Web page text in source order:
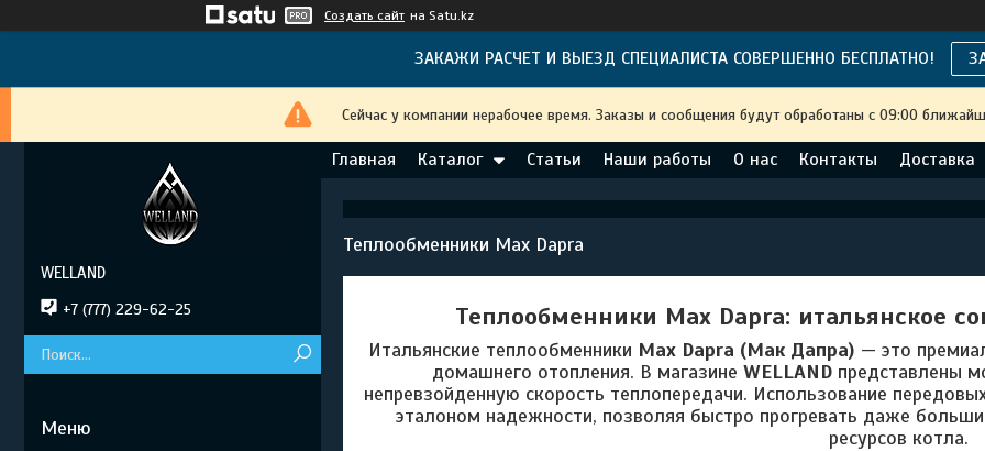
Создать сайт на Satu.kz
ЗАКАЖИ РАСЧЕТ И ВЫЕЗД СПЕЦИАЛИСТА СОВЕРШЕННО БЕСПЛАТНО!
Сейчас у компании нерабочее время. Заказы и сообщения будут обработаны с 09:00
Главная Каталог Статьи Наши работы О нас Контакты Доставка
Теплообменники Max Dapra
Теплообменники Max Dapra: итальянское
Итальянские теплообменники Max Dapra (Мак Дапра) — это
домашнего отопления. В магазине WELLAND представлены
непревзойденную скорость теплопередачи. Использование
эталоном надежности, позволяя быстро прогревать даже
ресурсов котла.
WELLAND
+7 (777) 229-62-25